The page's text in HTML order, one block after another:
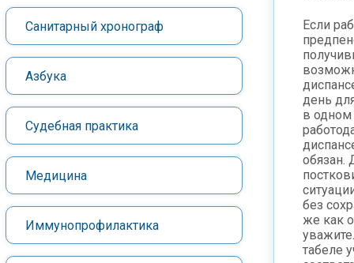
Санитарный хронограф
Азбука
Судебная практика
Медицина
Иммунопрофилактика
Если
день
в
обязан.
без
же как
табеле